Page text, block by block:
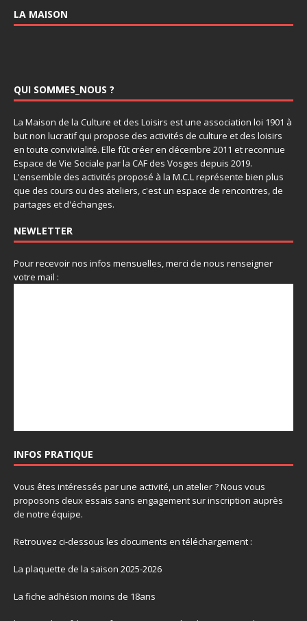
LA MAISON
QUI SOMMES_NOUS ?
La Maison de la Culture et des Loisirs est une association loi 1901 à
but non lucratif qui propose des activités de culture et des loisirs
en toute convivialité. Elle fût créer en décembre 2011 et reconnue
Espace de Vie Sociale par la CAF des Vosges depuis 2019.
L'ensemble des activités proposé à la M.C.L représente bien plus
que des cours ou des ateliers, c'est un espace de rencontres, de
partages et d'échanges.
NEWLETTER
Pour recevoir nos infos mensuelles, merci de nous renseigner
votre mail :
INFOS PRATIQUE
Vous êtes intéressés par une activité, un atelier ? Nous vous
proposons deux essais sans engagement sur inscription auprès
de notre équipe.
Retrouvez ci-dessous les documents en téléchargement :
La plaquette de la saison 2025-2026
La fiche adhésion moins de 18ans